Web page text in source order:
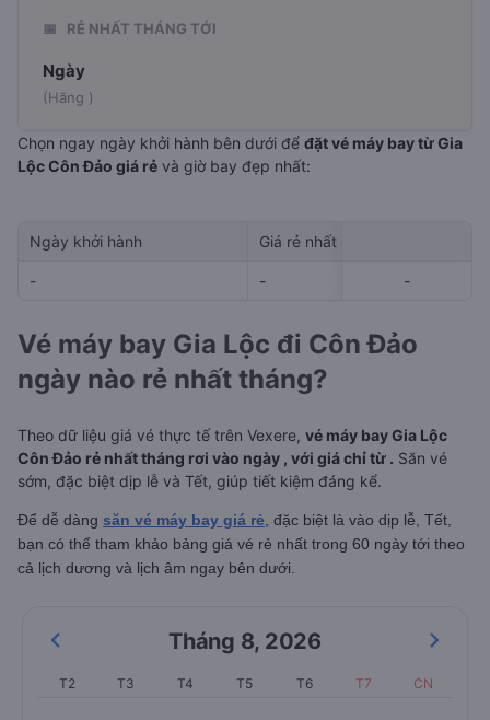
📅 RẺ NHẤT THÁNG TỚI
Ngày
(Hãng )
Chọn ngay ngày khởi hành bên dưới để đặt vé máy bay từ Gia
Lộc Côn Đảo giá rẻ và giờ bay đẹp nhất:
Ngày khởi hành Giá rẻ nhất
- - -
-
Vé máy bay Gia Lộc đi Côn Đảo
ngày nào rẻ nhất tháng?
Theo dữ liệu giá vé thực tế trên Vexere, vé máy bay Gia Lộc
Côn Đảo rẻ nhất tháng rơi vào ngày , với giá chỉ từ . Săn vé
sớm, đặc biệt dịp lễ và Tết, giúp tiết kiệm đáng kể.
Để dễ dàng săn vé máy bay giá rẻ , đặc biệt là vào dịp lễ, Tết,
bạn có thể tham khảo bảng giá vé rẻ nhất trong 60 ngày tới theo
cả lịch dương và lịch âm ngay bên dưới.
Tháng 8, 2026
T2 T3 T4 T5 T6 T7 CN